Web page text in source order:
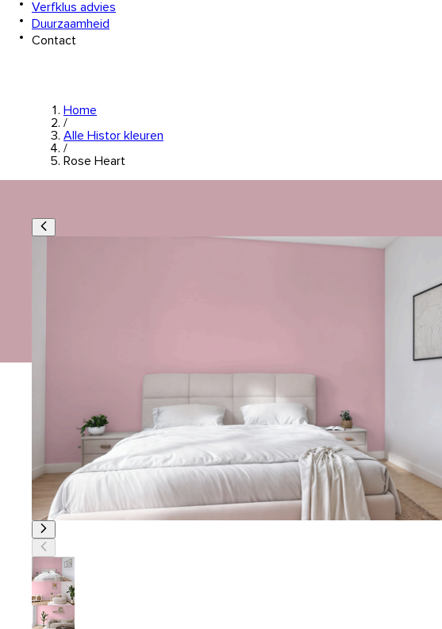
Verfklus advies
Duurzaamheid
Contact
Home
/
Alle Histor kleuren
/
Rose Heart